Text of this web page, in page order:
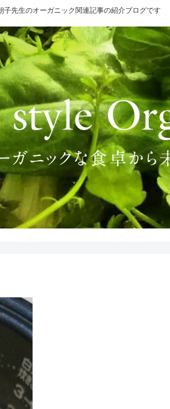
子先生のオーガニック関連記事の紹介ブログです